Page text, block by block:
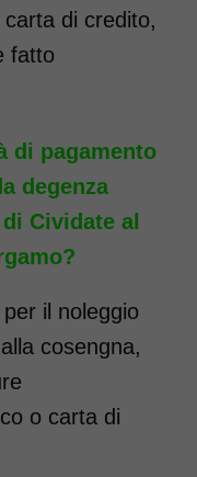
di credito,
fatto
di pagamento
degenza
Cividate al
il noleggio
cosengna,
o carta di